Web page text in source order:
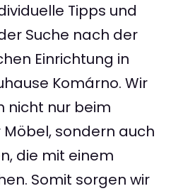
Tipps und
Suche nach der
Einrichtung in
Komárno. Wir
nicht nur beim
sondern auch
die mit einem
Somit sorgen wir